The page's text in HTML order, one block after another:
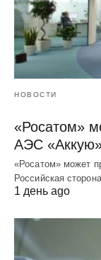
НОВОСТИ
«Росатом»
АЭС
«Росатом» может
Российская
1 день ago